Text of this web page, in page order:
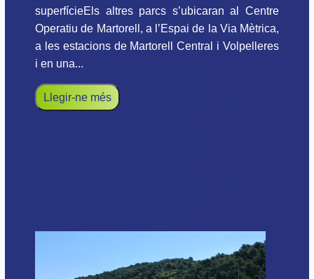
superfícieEls altres parcs s’ubicaran al Centre
Operatiu de Martorell, a l’Espai de la Via Mètrica,
a les estacions de Martorell Central i Volpelleres
i en una...
Llegir-ne més